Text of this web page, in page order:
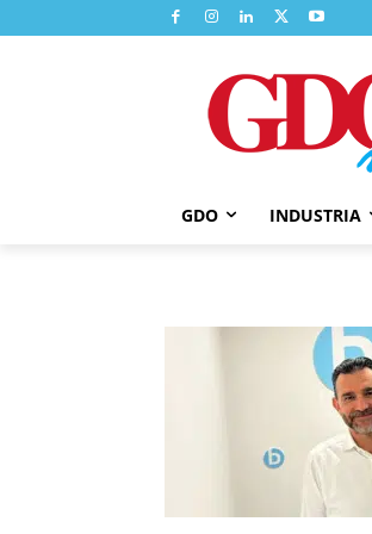
GDO INDUSTRIA